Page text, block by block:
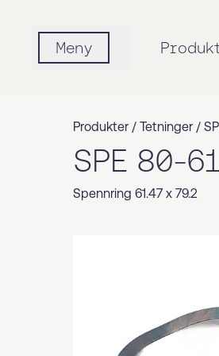
Meny
Produkter / Tetninger /
SPE 80-
Spennring 61.47 x 79.2